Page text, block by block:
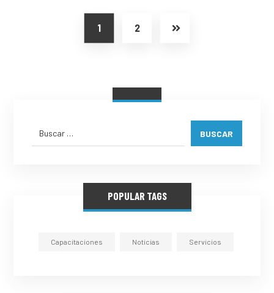
1 2
BUSCAR
POPULAR TAGS
Capacitaciones Noticias Servicios